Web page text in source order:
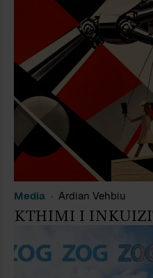
Media Ardian Vehbiu
KTHIMI I